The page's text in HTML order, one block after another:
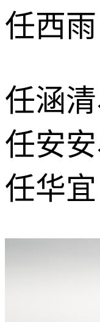
任西雨
任涵清
任安安
任华宜